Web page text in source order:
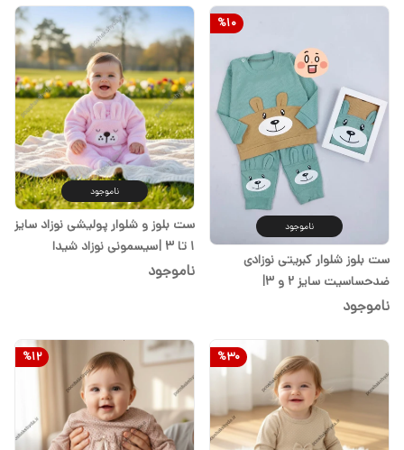
%10
ناموجود
ست بلوز شلوار کبریتی نوزادی
ضدحساسیت سایز ۲ و ۳|
سیسمونی شیدا
ناموجود
ناموجود
ست بلوز و شلوار پولیشی نوزاد سایز
۱ تا ۳ |سیسمونی نوزاد شیدا
ناموجود
%30
%12